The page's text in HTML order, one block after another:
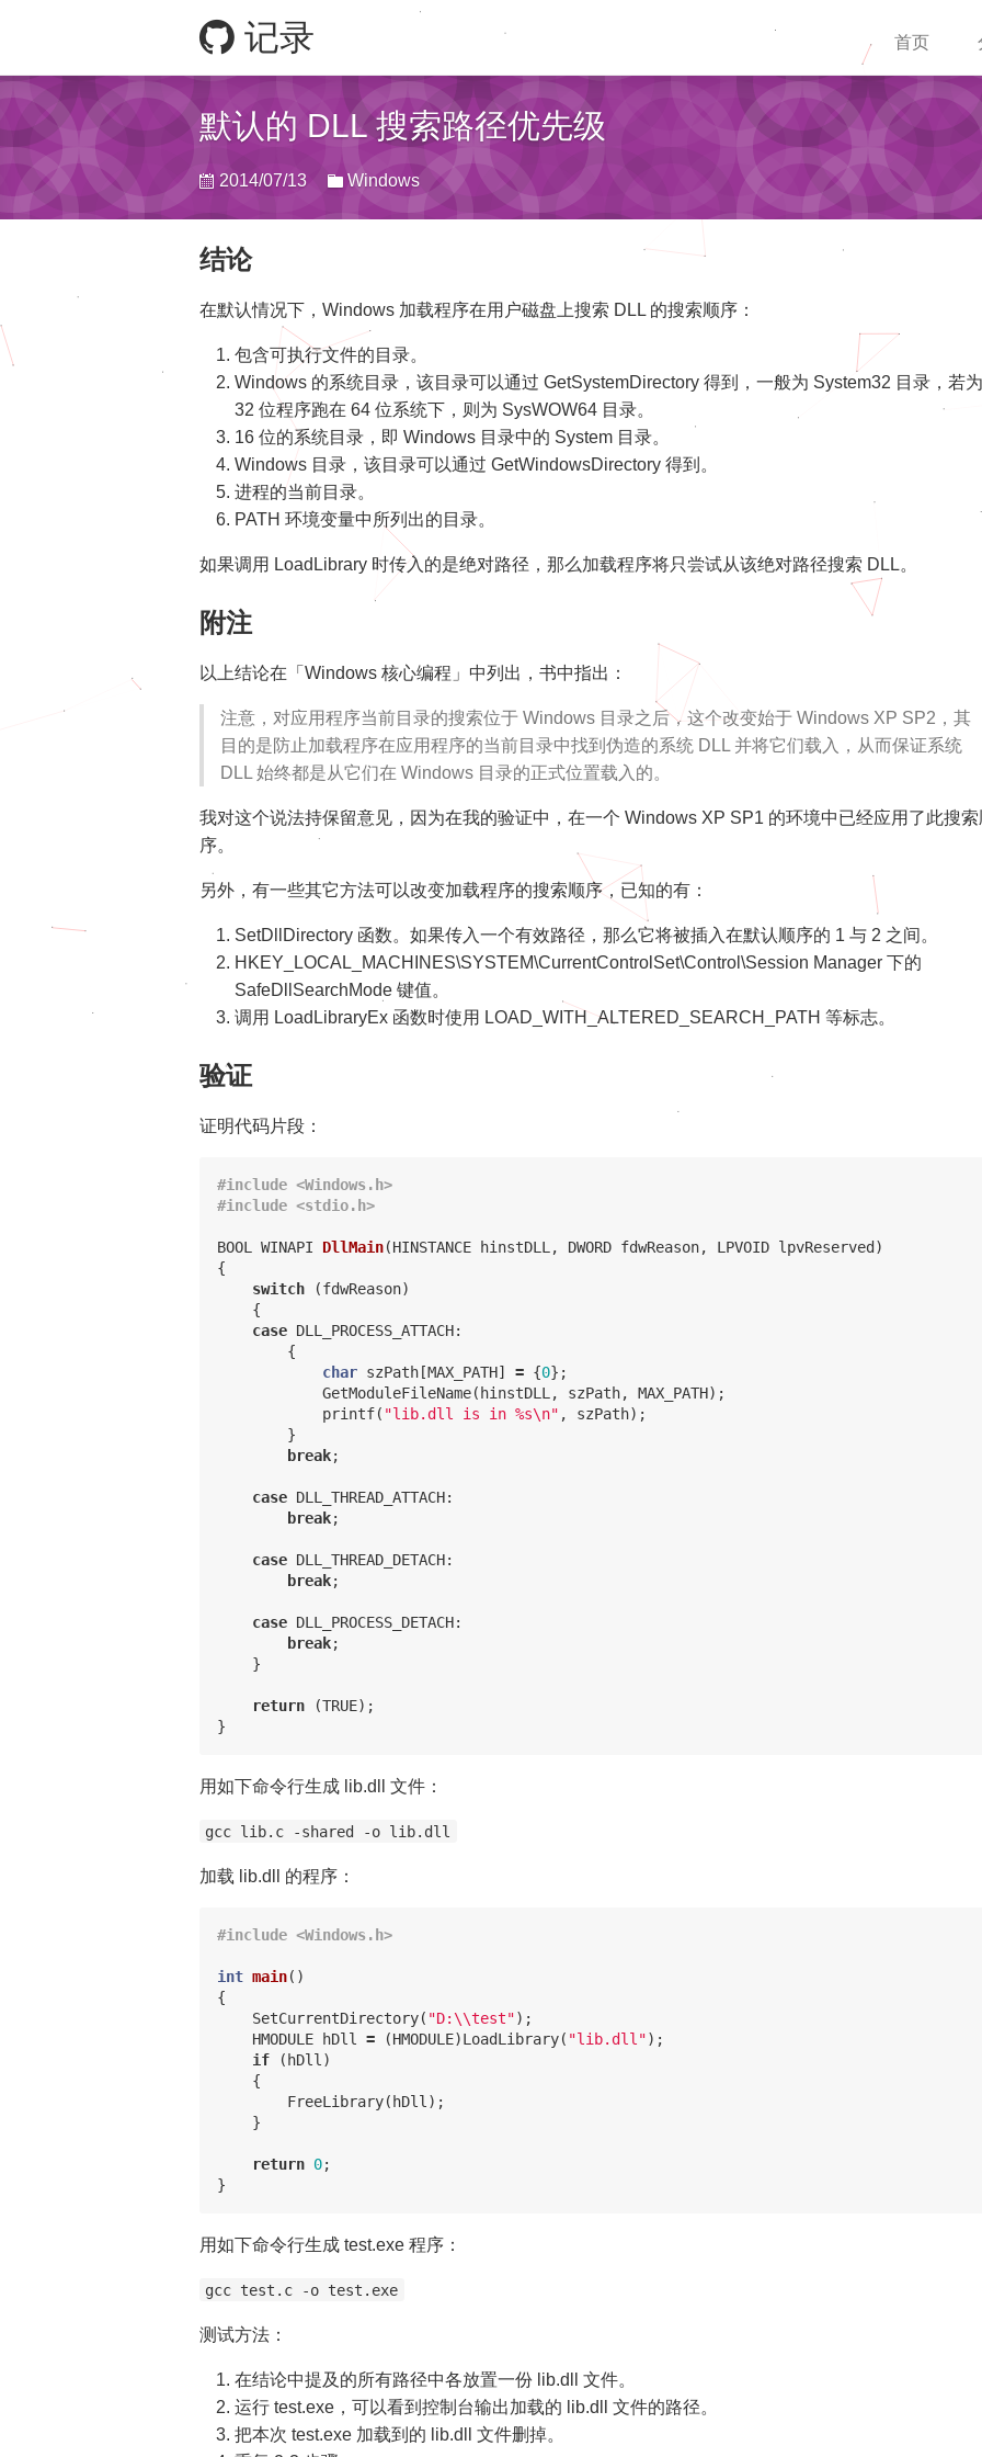
记录 首页
默认的 DLL 搜索路径优先级
2014/07/13 Windows
结论
在默认情况下，Windows 加载程序在用户磁盘上搜索 DLL 的搜索顺序：
包含可执行文件的目录。
Windows 的系统目录，该目录可以通过 GetSystemDirectory 得到，一般为 System32 目录，若为
32 位程序跑在 64 位系统下，则为 SysWOW64 目录。
16 位的系统目录，即 Windows 目录中的 System 目录。
Windows 目录，该目录可以通过 GetWindowsDirectory 得到。
进程的当前目录。
PATH 环境变量中所列出的目录。
如果调用 LoadLibrary 时传入的是绝对路径，那么加载程序将只尝试从该绝对路径搜索 DLL。
附注
以上结论在「Windows 核心编程」中列出，书中指出：
注意，对应用程序当前目录的搜索位于 Windows 目录之后，这个改变始于 Windows XP SP2，其
目的是防止加载程序在应用程序的当前目录中找到伪造的系统 DLL 并将它们载入，从而保证系统
DLL 始终都是从它们在 Windows 目录的正式位置载入的。
我对这个说法持保留意见，因为在我的验证中，在一个 Windows XP SP1 的环境中已经应用了此搜索
序。
另外，有一些其它方法可以改变加载程序的搜索顺序，已知的有：
SetDllDirectory 函数。如果传入一个有效路径，那么它将被插入在默认顺序的 1 与 2 之间。
HKEY_LOCAL_MACHINES\SYSTEM\CurrentControlSet\Control\Session Manager 下的
SafeDllSearchMode 键值。
调用 LoadLibraryEx 函数时使用 LOAD_WITH_ALTERED_SEARCH_PATH 等标志。
验证
证明代码片段：
#include <Windows.h>
BOOL WINAPI DllMain(HINSTANCE hinstDLL , DWORD fdwReason, LPVOID lpvReserved)
{
switch
(fdwReason)
{
case DLL_PROCESS_ATTACH:
{
char szPath[MAX_PATH] = {0};
GetModuleFileName(hinstDLL , szPath, MAX_PATH);
printf( "lib.dll is in %s\n" , szPath);
}
break;
case DLL_THREAD_ATTACH:
break;
case DLL_THREAD_DETACH:
break;
case DLL_PROCESS_DETACH:
break;
}
return (TRUE);
}
用如下命令行生成 lib.dll 文件：
gcc lib.c -shared -o lib.dll
加载 lib.dll 的程序：
int main()
{
SetCurrentDirectory( "D:\\test");
HMODULE hDll = (HMODULE)LoadLibrary( "lib.dll");
if
(hDll )
{
FreeLibrary(hDll );
}
return 0;
}
用如下命令行生成 test.exe 程序：
gcc test.c -o test.exe
测试方法：
在结论中提及的所有路径中各放置一份 lib.dll 文件。
运行 test.exe，可以看到控制台输出加载的 lib.dll 文件的路径。
把本次 test.exe 加载到的 lib.dll 文件删掉。